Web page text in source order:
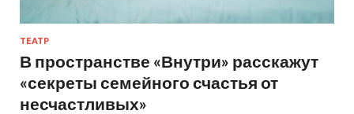
ТЕАТР
В пространстве «Внутри» расскажут
«секреты семейного счастья от
несчастливых»